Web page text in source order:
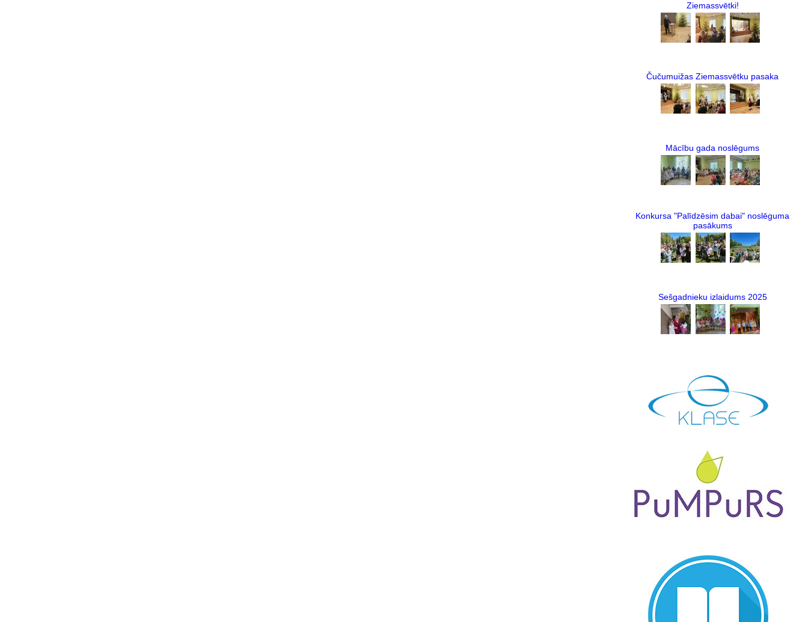
Ziemassvētki!
Čučumuižas Ziemassvētku pasaka
Mācību gada noslēgums
Konkursa "Palīdzēsim dabai" noslēguma
pasākums
Sešgadnieku izlaidums 2025